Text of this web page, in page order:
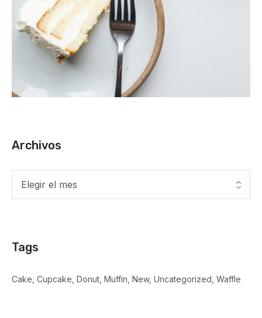
Archivos
Tags
Cake Cupcake Donut Muffin New Uncategorized Waffle